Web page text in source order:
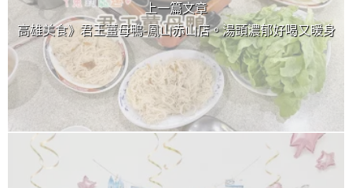
上一篇文章
高雄美食》君王薑母鴨-鳳山赤山店。湯頭濃郁好喝又暖身